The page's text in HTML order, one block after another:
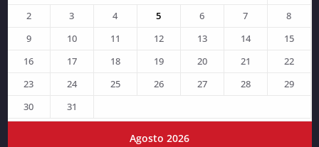
Agosto 2026
2
3 4 5 6 7
8
9
10 11 12 13 14
15
16
17 18 19 20 21
22
23
24 25 26 27 28
29
30
31